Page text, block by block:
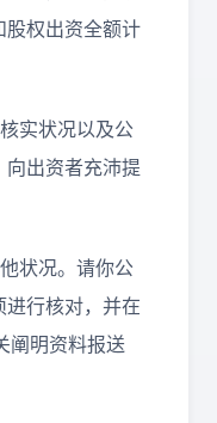
股权出资全额计
实状况以及公
出资者充沛提
状况。请你公
行核对，并在
阐明资料报送